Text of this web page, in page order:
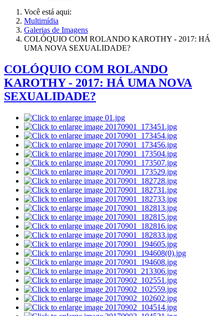
Você está aqui:
Multimídia
Galerias de Imagens
COLÓQUIO COM ROLANDO KAROTHY - 2017: HÁ
UMA NOVA SEXUALIDADE?
COLÓQUIO COM ROLANDO
KAROTHY - 2017: HÁ UMA NOVA
SEXUALIDADE?